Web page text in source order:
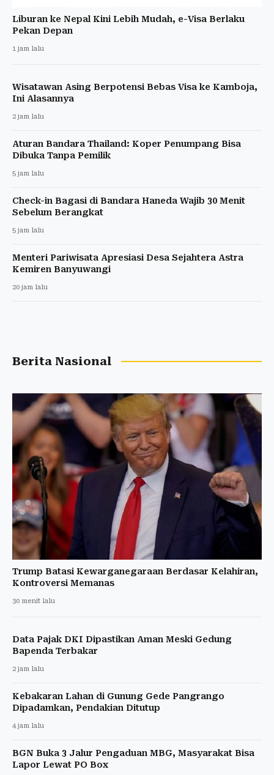
Liburan ke Nepal Kini Lebih Mudah, e-Visa Berlaku
Pekan Depan
1 jam lalu
Wisatawan Asing Berpotensi Bebas Visa ke Kamboja,
Ini Alasannya
2 jam lalu
Aturan Bandara Thailand: Koper Penumpang Bisa
Dibuka Tanpa Pemilik
5 jam lalu
Check-in Bagasi di Bandara Haneda Wajib 30 Menit
Sebelum Berangkat
5 jam lalu
Menteri Pariwisata Apresiasi Desa Sejahtera Astra
Kemiren Banyuwangi
20 jam lalu
Berita Nasional
Trump Batasi Kewarganegaraan Berdasar Kelahiran,
Kontroversi Memanas
30 menit lalu
Data Pajak DKI Dipastikan Aman Meski Gedung
Bapenda Terbakar
2 jam lalu
Kebakaran Lahan di Gunung Gede Pangrango
Dipadamkan, Pendakian Ditutup
4 jam lalu
BGN Buka 3 Jalur Pengaduan MBG, Masyarakat Bisa
Lapor Lewat PO Box